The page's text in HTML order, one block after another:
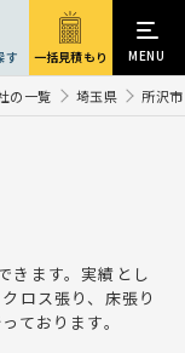
す 一括見積もり MENU
の一覧 埼玉県 所沢市
きます。実績とし
ロス張り、床張り
ております。